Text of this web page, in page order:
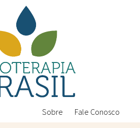
Sobre Fale Conosco